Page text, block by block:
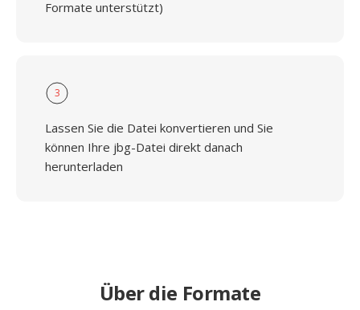
Formate unterstützt)
3
Lassen Sie die Datei konvertieren und Sie
können Ihre jbg-Datei direkt danach
herunterladen
Über die Formate